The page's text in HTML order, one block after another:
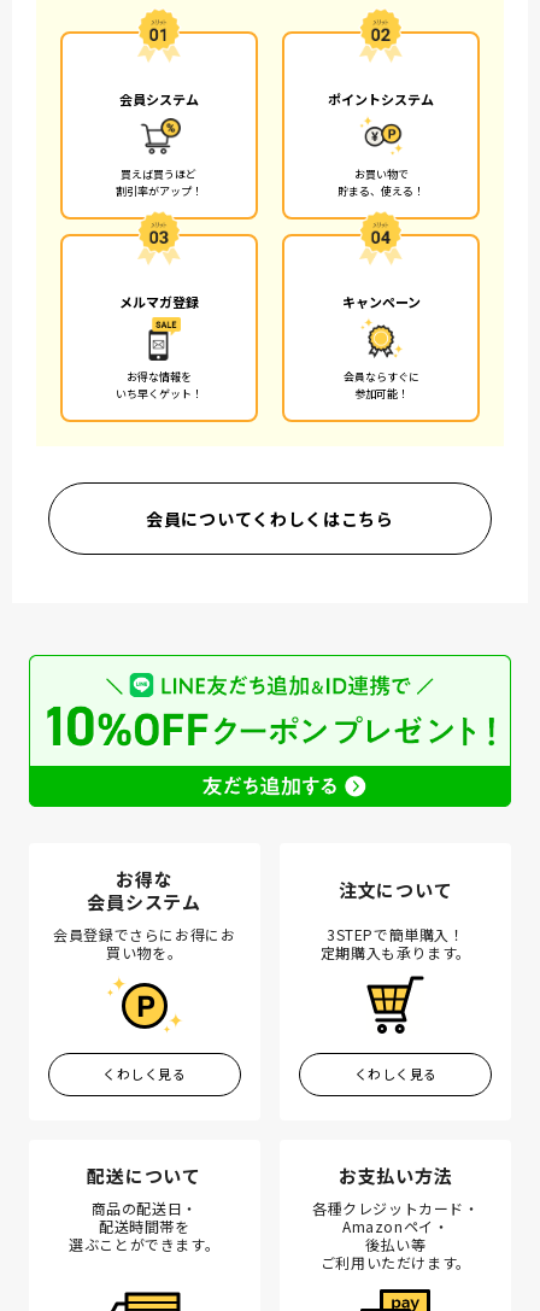
会員システム
買えば買うほど
割引率がアップ！
ポイントシステム
お買い物で
貯まる、使える！
メルマガ登録
お得な情報を
いち早くゲット！
キャンペーン
会員ならすぐに
参加可能！
会員についてくわしくはこちら
お得な
会員システム
会員登録でさらにお得にお
買い物を。
くわしく見る
注文について
3STEPで簡単購入！
定期購入も承ります。
くわしく見る
配送について
商品の配送日・
配送時間帯を
選ぶことができます。
お支払い方法
各種クレジットカード・
Amazonペイ・
後払い等
ご利用いただけます。